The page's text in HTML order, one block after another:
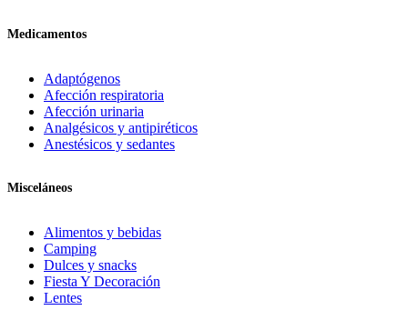
Medicamentos
Adaptógenos
Afección respiratoria
Afección urinaria
Analgésicos y antipiréticos
Anestésicos y sedantes
Misceláneos
Alimentos y bebidas
Camping
Dulces y snacks
Fiesta Y Decoración
Lentes